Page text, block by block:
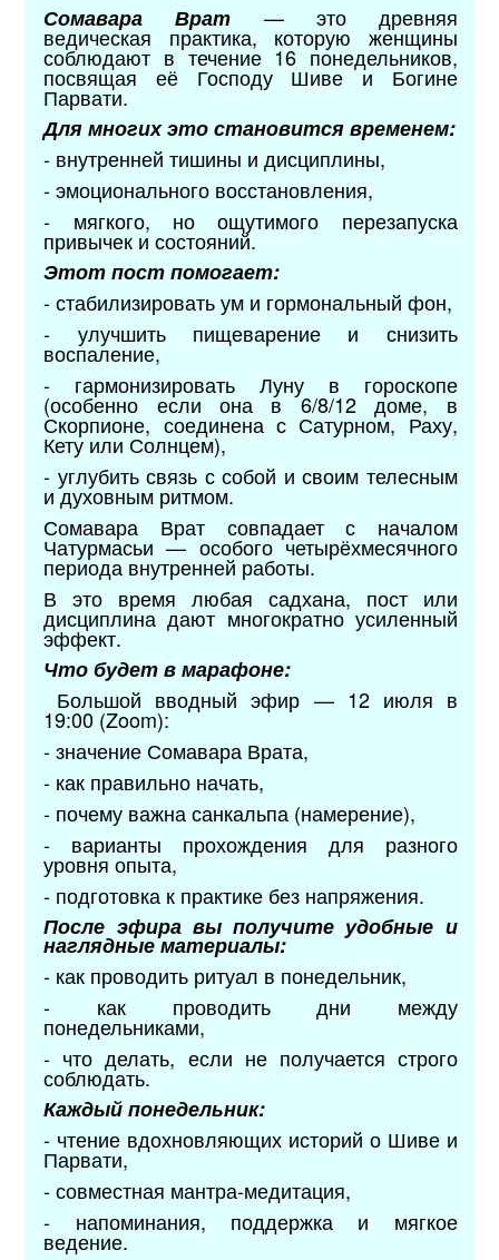
Сомавара Врат — это древняя
ведическая практика, которую женщины
соблюдают в течение 16 понедельников,
посвящая её Господу Шиве и Богине
Парвати.
Для многих это становится временем:
- внутренней тишины и дисциплины,
- эмоционального восстановления,
- мягкого, но ощутимого перезапуска
привычек и состояний.
Этот пост помогает:
- стабилизировать ум и гормональный фон,
- улучшить пищеварение и снизить
воспаление,
- гармонизировать Луну в гороскопе
(особенно если она в 6/8/12 доме, в
Скорпионе, соединена с Сатурном, Раху,
Кету или Солнцем),
- углубить связь с собой и своим телесным
и духовным ритмом.
Сомавара Врат совпадает с началом
Чатурмасьи — особого четырёхмесячного
периода внутренней работы.
В это время любая садхана, пост или
дисциплина дают многократно усиленный
эффект.
Что будет в марафоне:
Большой вводный эфир — 12 июля в
19:00 (Zoom):
- значение Сомавара Врата,
- как правильно начать,
- почему важна санкальпа (намерение),
- варианты прохождения для разного
уровня опыта,
- подготовка к практике без напряжения.
После эфира вы получите удобные и
наглядные материалы:
- как проводить ритуал в понедельник,
- как проводить дни между
понедельниками,
- что делать, если не получается строго
соблюдать.
Каждый понедельник:
- чтение вдохновляющих историй о Шиве и
Парвати,
- совместная мантра-медитация,
- напоминания, поддержка и мягкое
ведение.